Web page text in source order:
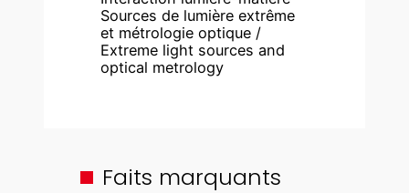
Sources de lumière extrême
et métrologie optique /
Extreme light sources and
optical metrology
Faits marquants